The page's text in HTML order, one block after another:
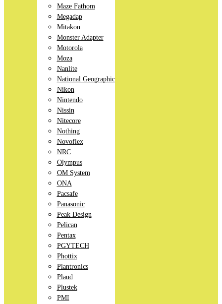
Maze Fathom
Megadap
Mitakon
Monster Adapter
Motorola
Moza
Nanlite
National Geographic
Nikon
Nintendo
Nissin
Nitecore
Nothing
Novoflex
NRC
Olympus
OM System
ONA
Pacsafe
Panasonic
Peak Design
Pelican
Pentax
PGYTECH
Phottix
Plantronics
Plaud
Plustek
PMI